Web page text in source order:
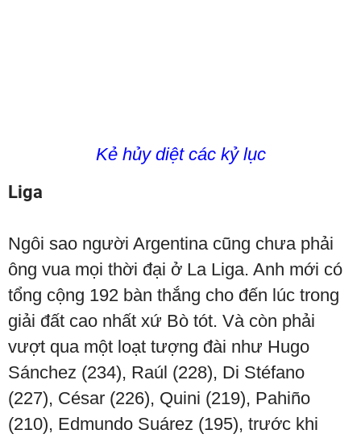
Kẻ hủy diệt các kỷ lục
Liga
Ngôi sao người Argentina cũng chưa phải
ông vua mọi thời đại ở La Liga. Anh mới có
tổng cộng 192 bàn thắng cho đến lúc trong
giải đất cao nhất xứ Bò tót. Và còn phải
vượt qua một loạt tượng đài như Hugo
Sánchez (234), Raúl (228), Di Stéfano
(227), César (226), Quini (219), Pahiño
(210), Edmundo Suárez (195), trước khi